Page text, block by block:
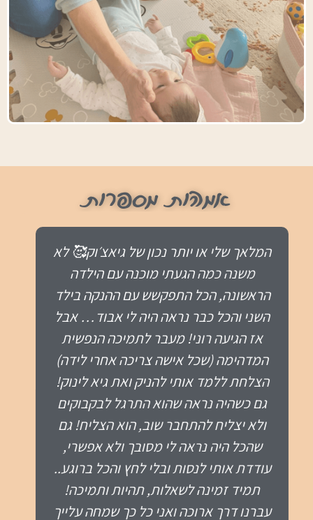
אמהות מספרות
רוני היקרה המון המון תודה 🙏🩵 נתת לנו
המון ידע אבל אולי אפילו יותר חשוב מזה
בטחון שאנחנו יכולים לעשות את זה 🙂 .
ויונתן מודה לך מאוד שעזרת לנו להיות
הורים יותר טובים בשבילו
אולגה וגיל